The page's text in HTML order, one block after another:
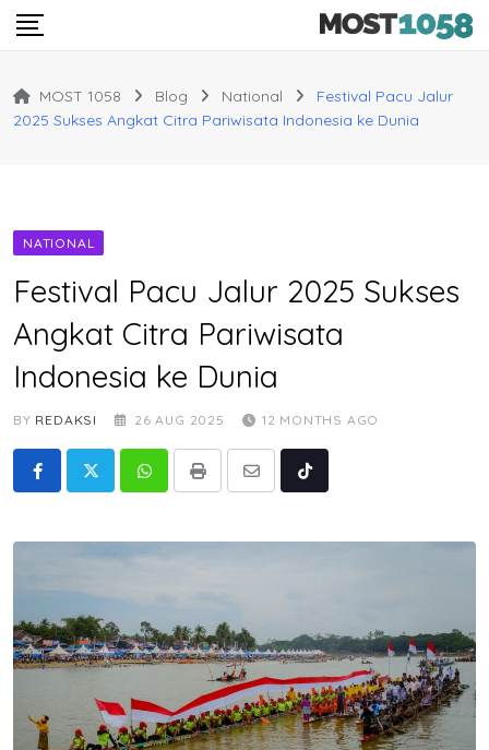
Skip
MOST 1058 Blog National
Festival Pacu Jalur
2025 Sukses Angkat Citra Pariwisata Indonesia ke Dunia
NATIONAL
Festival Pacu Jalur 2025 Sukses
Angkat Citra Pariwisata
Indonesia ke Dunia
BY REDAKSI 26 AUG 2025 12 MONTHS AGO
WhatsappPrint
Share
Tiktok